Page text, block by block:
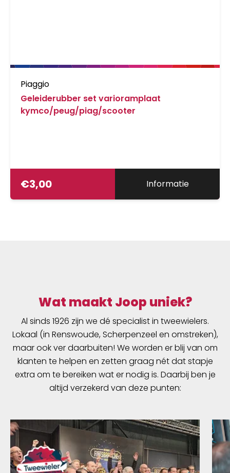
Piaggio
Geleiderubber set varioramplaat
kymco/peug/piag/scooter
€3,00 Informatie
Wat maakt Joop uniek?
Al sinds 1926 zijn we dé specialist in tweewielers.
Lokaal (in Renswoude, Scherpenzeel en omstreken),
maar ook ver daarbuiten! We worden er blij van om
klanten te helpen en zetten graag nét dat stapje
extra om te bereiken wat er nodig is. Daarbij ben je
altijd verzekerd van deze punten: